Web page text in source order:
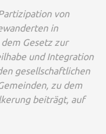
von
in
Gesetz zur
und Integration
gesellschaftlichen
zu dem
beiträgt, auf